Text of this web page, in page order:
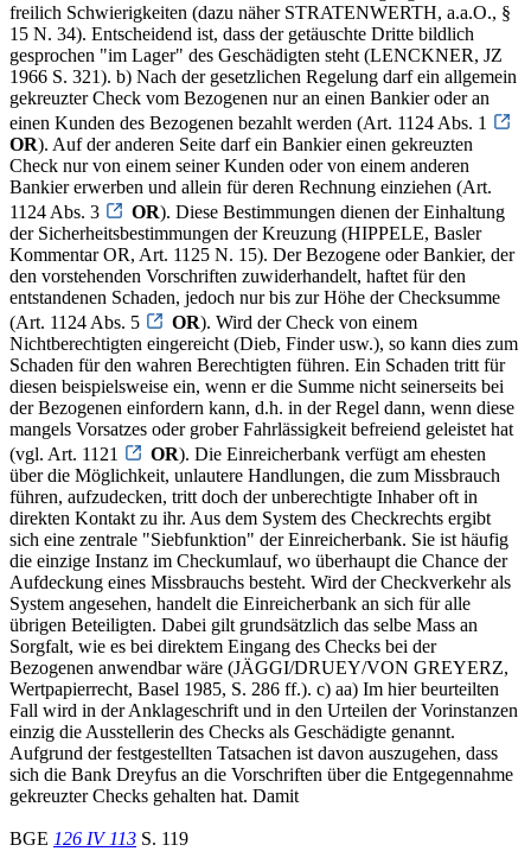
freilich Schwierigkeiten (dazu näher STRATENWERTH, a.a.O., §
15 N. 34). Entscheidend ist, dass der getäuschte Dritte bildlich
gesprochen "im Lager" des Geschädigten steht (LENCKNER, JZ
1966 S. 321). b) Nach der gesetzlichen Regelung darf ein allgemein
gekreuzter Check vom Bezogenen nur an einen Bankier oder an
einen Kunden des Bezogenen bezahlt werden (Art. 1124 Abs. 1
OR). Auf der anderen Seite darf ein Bankier einen gekreuzten
Check nur von einem seiner Kunden oder von einem anderen
Bankier erwerben und allein für deren Rechnung einziehen (Art.
1124 Abs. 3
OR). Diese Bestimmungen dienen der Einhaltung
der Sicherheitsbestimmungen der Kreuzung (HIPPELE, Basler
Kommentar OR, Art. 1125 N. 15). Der Bezogene oder Bankier, der
den vorstehenden Vorschriften zuwiderhandelt, haftet für den
entstandenen Schaden, jedoch nur bis zur Höhe der Checksumme
(Art. 1124 Abs. 5
OR). Wird der Check von einem
Nichtberechtigten eingereicht (Dieb, Finder usw.), so kann dies zum
Schaden für den wahren Berechtigten führen. Ein Schaden tritt für
diesen beispielsweise ein, wenn er die Summe nicht seinerseits bei
der Bezogenen einfordern kann, d.h. in der Regel dann, wenn diese
mangels Vorsatzes oder grober Fahrlässigkeit befreiend geleistet hat
(vgl. Art. 1121
OR). Die Einreicherbank verfügt am ehesten
über die Möglichkeit, unlautere Handlungen, die zum Missbrauch
führen, aufzudecken, tritt doch der unberechtigte Inhaber oft in
direkten Kontakt zu ihr. Aus dem System des Checkrechts ergibt
sich eine zentrale "Siebfunktion" der Einreicherbank. Sie ist häufig
die einzige Instanz im Checkumlauf, wo überhaupt die Chance der
Aufdeckung eines Missbrauchs besteht. Wird der Checkverkehr als
System angesehen, handelt die Einreicherbank an sich für alle
übrigen Beteiligten. Dabei gilt grundsätzlich das selbe Mass an
Sorgfalt, wie es bei direktem Eingang des Checks bei der
Bezogenen anwendbar wäre (JÄGGI/DRUEY/VON GREYERZ,
Wertpapierrecht, Basel 1985, S. 286 ff.). c) aa) Im hier beurteilten
Fall wird in der Anklageschrift und in den Urteilen der Vorinstanzen
einzig die Ausstellerin des Checks als Geschädigte genannt.
Aufgrund der festgestellten Tatsachen ist davon auszugehen, dass
sich die Bank Dreyfus an die Vorschriften über die Entgegennahme
gekreuzter Checks gehalten hat. Damit
BGE 126 IV 113 S. 119